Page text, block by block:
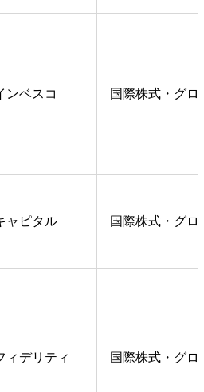
ンベスコ 国際株式・グロ
ャピタル 国際株式・グロ
ィデリティ 国際株式・グロ